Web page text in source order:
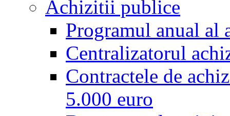
Achizitii publice
Programul anual
Centralizatorul
Contractele de
5.000 euro